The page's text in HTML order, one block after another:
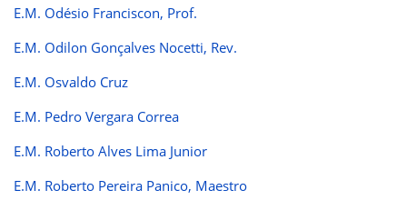
E.M. Odésio Franciscon, Prof.
E.M. Odilon Gonçalves Nocetti, Rev.
E.M. Osvaldo Cruz
E.M. Pedro Vergara Correa
E.M. Roberto Alves Lima Junior
E.M. Roberto Pereira Panico, Maestro